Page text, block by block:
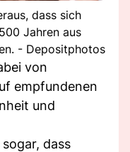
dass sich
Jahren aus
- Depositphotos
von
empfundenen
und
dass